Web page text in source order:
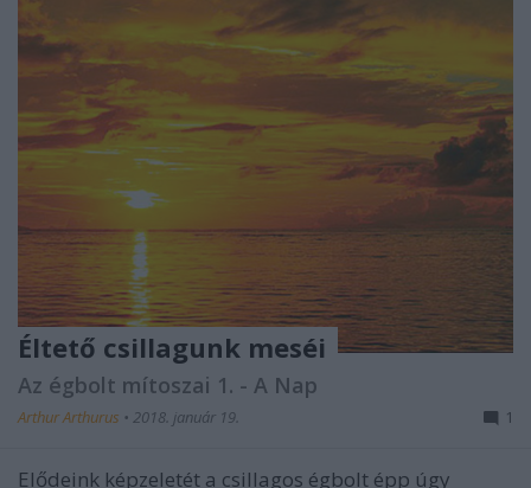
Éltető csillagunk meséi
Az égbolt mítoszai 1. - A Nap
Arthur Arthurus • 2018. január 19. 1
Elődeink képzeletét a csillagos égbolt épp úgy